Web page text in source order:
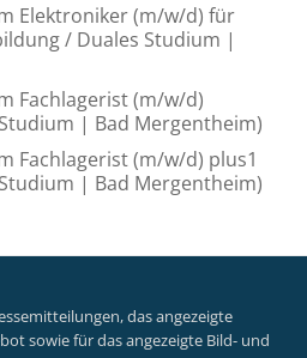
Elektroniker (m/w/d) für
/ Duales Studium |
Fachlagerist (m/w/d)
| Bad Mergentheim)
Fachlagerist (m/w/d) plus1
| Bad Mergentheim)
das angezeigte
sowie für das angezeigte Bild- und